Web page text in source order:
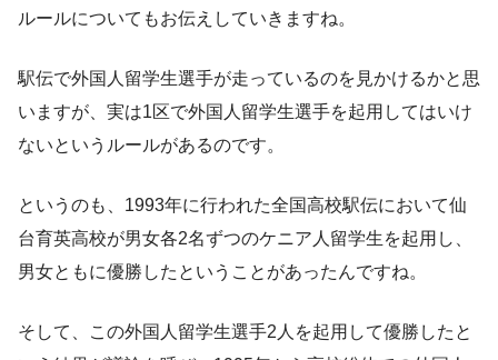
ルールについてもお伝えしていきますね。
駅伝で外国人留学生選手が走っているのを見かけるかと思
いますが、実は1区で外国人留学生選手を起用してはいけ
ないというルールがあるのです。
というのも、1993年に行われた全国高校駅伝において仙
台育英高校が男女各2名ずつのケニア人留学生を起用し、
男女ともに優勝したということがあったんですね。
そして、この外国人留学生選手2人を起用して優勝したと